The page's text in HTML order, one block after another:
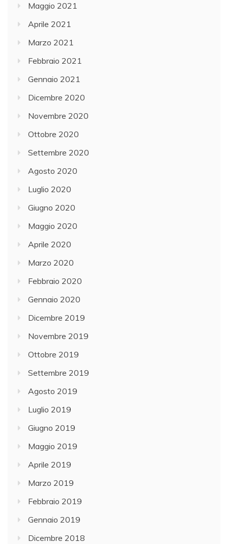
Maggio 2021
Aprile 2021
Marzo 2021
Febbraio 2021
Gennaio 2021
Dicembre 2020
Novembre 2020
Ottobre 2020
Settembre 2020
Agosto 2020
Luglio 2020
Giugno 2020
Maggio 2020
Aprile 2020
Marzo 2020
Febbraio 2020
Gennaio 2020
Dicembre 2019
Novembre 2019
Ottobre 2019
Settembre 2019
Agosto 2019
Luglio 2019
Giugno 2019
Maggio 2019
Aprile 2019
Marzo 2019
Febbraio 2019
Gennaio 2019
Dicembre 2018